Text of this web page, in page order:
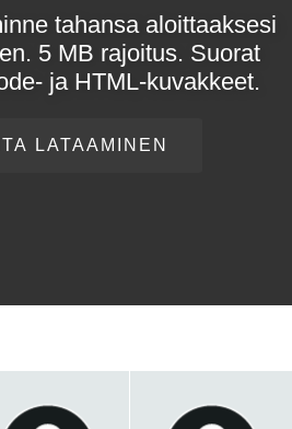
tahansa aloittaaksesi
5 MB rajoitus. Suorat
ja HTML-kuvakkeet.
LATAAMINEN